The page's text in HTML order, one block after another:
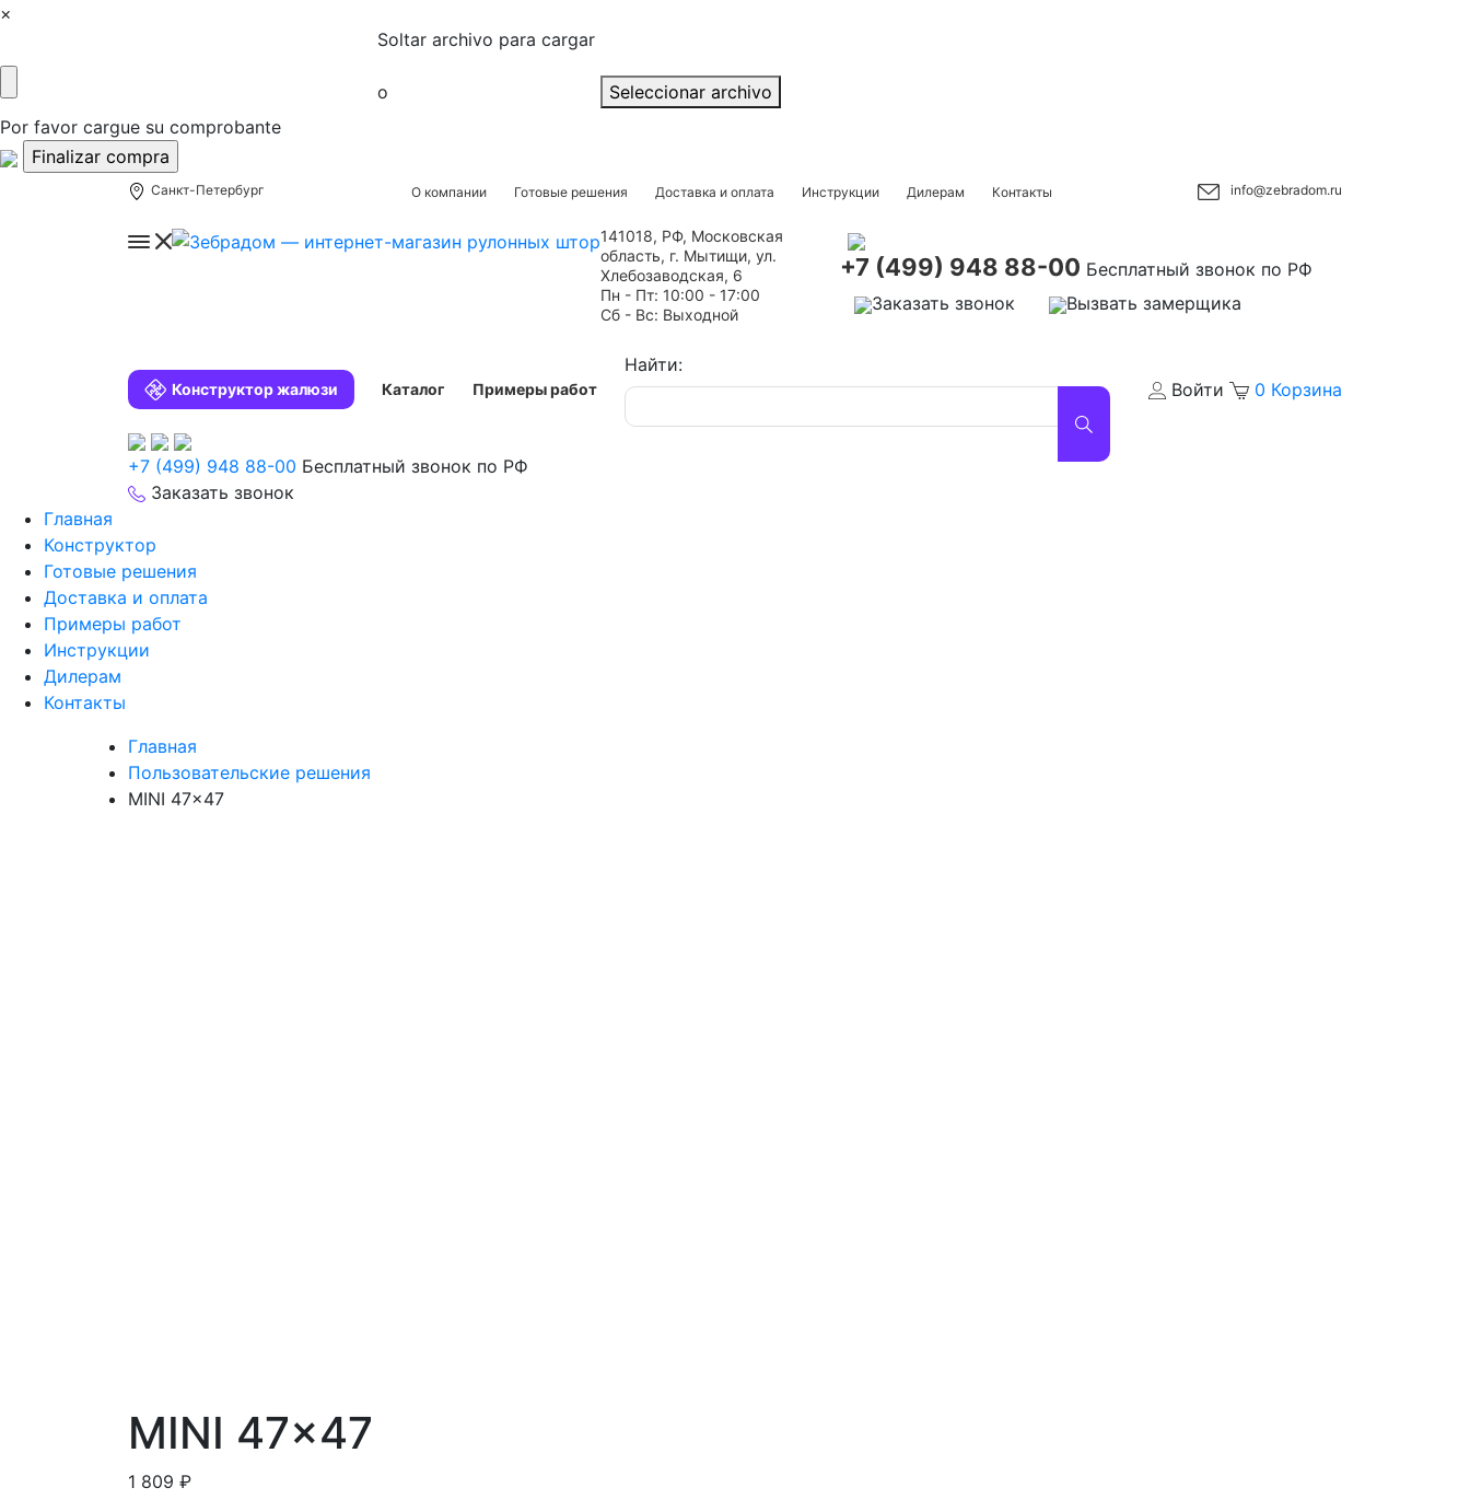
×
Soltar archivo para cargar
o
Seleccionar archivo
Por favor cargue su comprobante
Санкт-Петербург О компании Готовые решения Доставка и оплата Инструкции Дилерам Контакты info@zebradom.ru
141018, РФ, Московская
область, г. Мытищи, ул.
Хлебозаводская, 6
Пн - Пт: 10:00 - 17:00
Сб - Вс: Выходной
+7 (499) 948 88-00 Бесплатный звонок по РФ
Заказать звонок
Вызвать замерщика
Конструктор жалюзи Каталог Примеры работ
Найти:
Войти
0 Корзина
+7 (499) 948 88-00 Бесплатный звонок по РФ
Заказать звонок
Главная
Конструктор
Готовые решения
Доставка и оплата
Примеры работ
Инструкции
Дилерам
Контакты
Главная
Пользовательские решения
MINI 47×47
MINI 47×47
1 809 ₽